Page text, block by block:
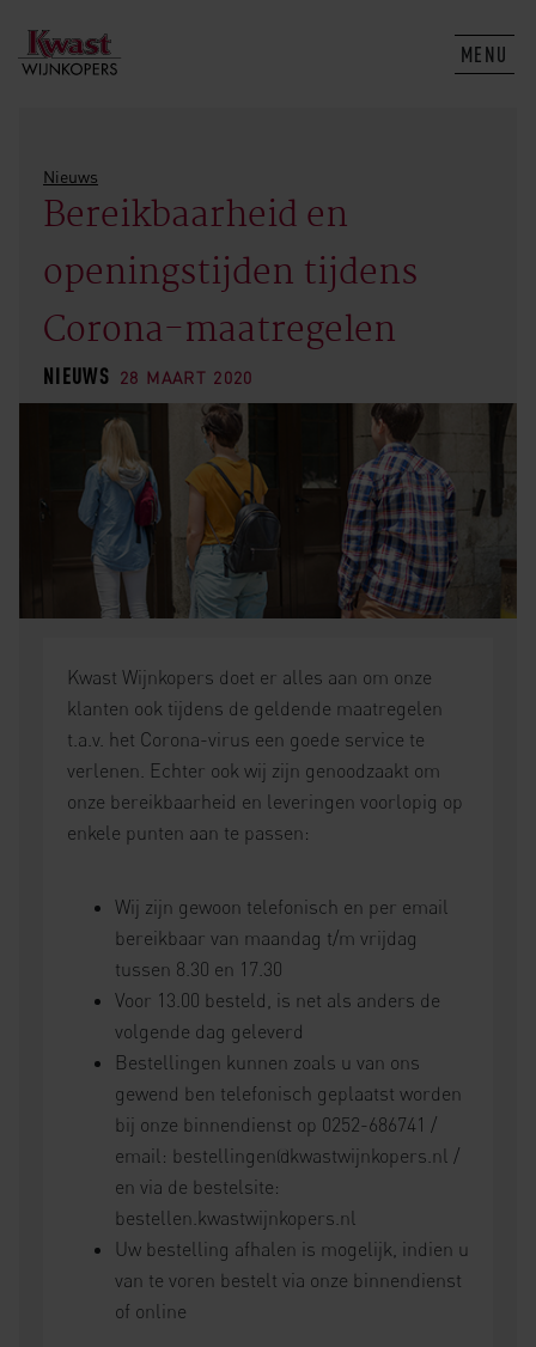
MENU
Nieuws
Bereikbaarheid en
openingstijden tijdens
Corona-maatregelen
NIEUWS 28 MAART 2020
Kwast Wijnkopers doet er alles aan om onze
klanten ook tijdens de geldende maatregelen
t.a.v. het Corona-virus een goede service te
verlenen. Echter ook wij zijn genoodzaakt om
onze bereikbaarheid en leveringen voorlopig op
enkele punten aan te passen:
Wij zijn gewoon telefonisch en per email
bereikbaar van maandag t/m vrijdag
tussen 8.30 en 17.30
Voor 13.00 besteld, is net als anders de
volgende dag geleverd
Bestellingen kunnen zoals u van ons
gewend ben telefonisch geplaatst worden
bij onze binnendienst op 0252-686741 /
email: bestellingen@kwastwijnkopers.nl /
en via de bestelsite:
bestellen.kwastwijnkopers.nl
Uw bestelling afhalen is mogelijk, indien u
van te voren bestelt via onze binnendienst
of online